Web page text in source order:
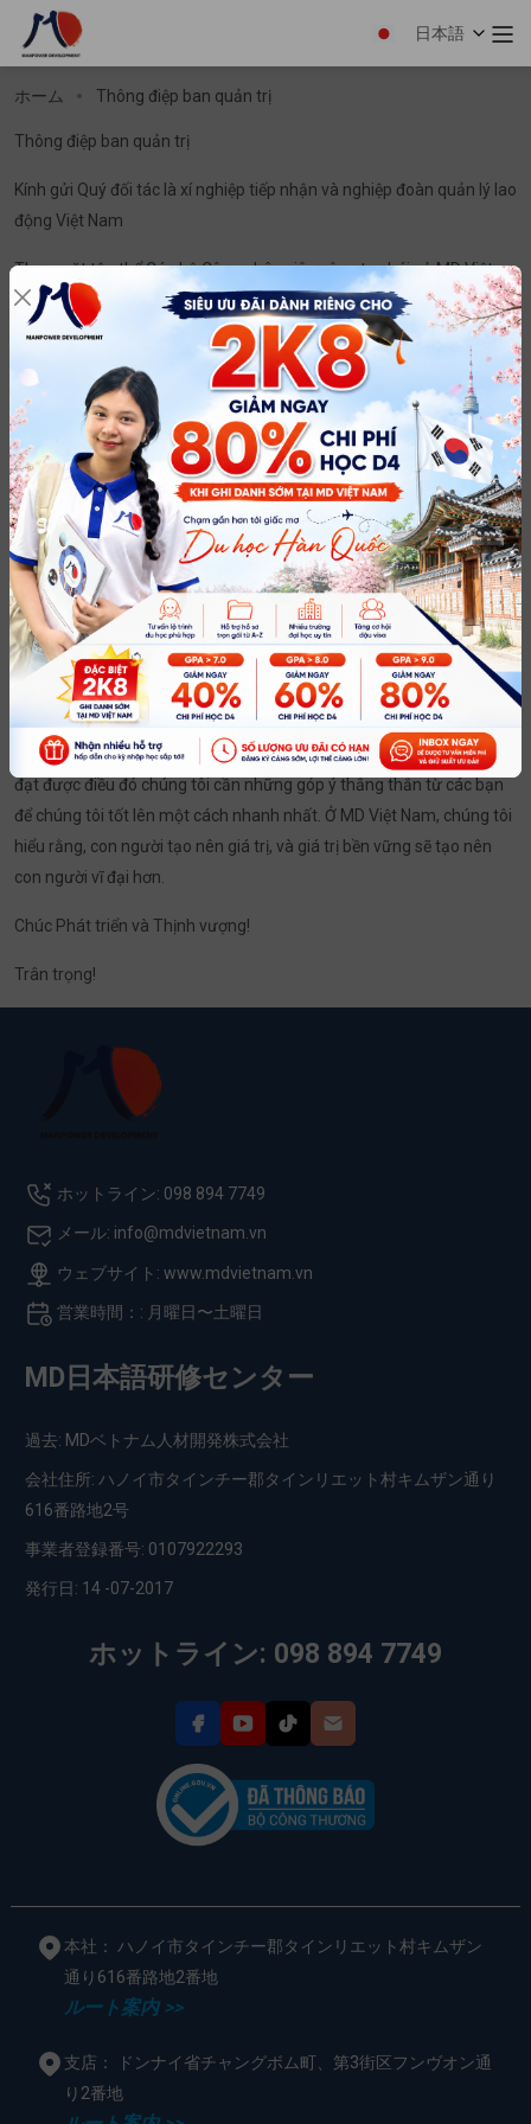
日本語
ホーム Thông điệp ban quản trị
Thông điệp ban quản trị
Kính gửi Quý đối tác là xí nghiệp tiếp nhận và nghiệp đoàn quản lý lao
động Việt Nam
Thay mặt tập thể Cán bộ Công nhân viên công ty phái cử MD Việt
Nam nói riêng và MD Group nói chung, tôi xin gửi lời cám ơn, tri ân
đến Quý vị khi đã quan tâm đến hoạt động kinh doanh của chúng tôi.
Đặc biệt là những xí nghiệp đã tiếp nhận TTS do công ty chúng tôi
phái cử và những nghiệp đoàn đang hợp tác với chúng tôi!
Thay mặt cho người lao động Việt Nam, chúng tôi cám ơn các bạn
đã tạo ra nhiều việc làm với thu nhập tốt hơn, nâng cao nghiệp vụ,
công nghệ và hiểu biết của người lao động Việt Nam. Giúp họ phát
triển tốt hơn sự nghiệp sau khi về nước!
Công ty MD Việt Nam có tuổi đời rất trẻ, chúng tôi cần rất nhiều sự
quan tâm, tin tưởng hợp tác của tất cả quý vị để có thể khẳng định vị
thế trên thị trường phái cử TTS Việt Nam sang Nhật Bản làm việc.
Phát huy tinh thần sáng tạo, nỗ lực của toàn hệ thống gồm những
CB nhiệt huyết, luôn làm việc với tinh thần cao nhất. Chúng tôi luôn
tin rằng có thể đáp ứng tốt nhất yêu cầu của quý đối tác, nhưng để
đạt được điều đó chúng tôi cần những góp ý thẳng thắn từ các bạn
để chúng tôi tốt lên một cách nhanh nhất. Ở MD Việt Nam, chúng tôi
hiểu rằng, con người tạo nên giá trị, và giá trị bền vững sẽ tạo nên
con người vĩ đại hơn.
Chúc Phát triển và Thịnh vượng!
Trân trọng!
ホットライン: 098 894 7749
メール: info@mdvietnam.vn
ウェブサイト: www.mdvietnam.vn
営業時間：: 月曜日〜土曜日
MD日本語研修センター
過去: MDベトナム人材開発株式会社
会社住所: ハノイ市タインチー郡タインリエット村キムザン通り
616番路地2号
事業者登録番号: 0107922293
発行日: 14 -07-2017
ホットライン: 098 894 7749
本社： ハノイ市タインチー郡タインリエット村キムザン
通り616番路地2番地
ルート案内 >>
支店： ドンナイ省チャングボム町、第3街区フンヴオン通
り2番地